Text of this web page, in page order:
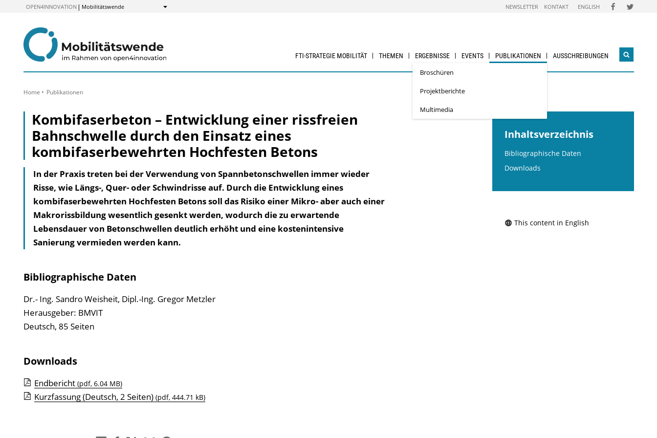
OPEN4INNOVATION Mobilitätswende
Anzeigen
NEWSLETTER KONTAKT ENGLISH FOLGEN
SIE
FOLGEN
SIE
FTI-STRATEGIE MOBILITÄT THEMEN ERGEBNISSE EVENTS PUBLIKATIONEN
Broschüren
Projektberichte
Multimedia
AUSSCHREIBUNGEN
Home Publikationen
Kombifaserbeton – Entwicklung einer rissfreien
Bahnschwelle durch den Einsatz eines
kombifaserbewehrten Hochfesten Betons
In der Praxis treten bei der Verwendung von Spannbetonschwellen immer wieder
Risse, wie Längs-, Quer- oder Schwindrisse auf. Durch die Entwicklung eines
kombifaserbewehrten Hochfesten Betons soll das Risiko einer Mikro- aber auch einer
Makrorissbildung wesentlich gesenkt werden, wodurch die zu erwartende
Lebensdauer von Betonschwellen deutlich erhöht und eine kostenintensive
Sanierung vermieden werden kann.
Bibliographische Daten
Dr.- Ing. Sandro Weisheit, Dipl.-Ing. Gregor Metzler
Herausgeber: BMVIT
Deutsch, 85 Seiten
Downloads
Endbericht (pdf, 6.04 MB)
Kurzfassung (Deutsch, 2 Seiten) (pdf, 444.71 kB)
Inhaltsverzeichnis
Bibliographische Daten
Downloads
This content in English